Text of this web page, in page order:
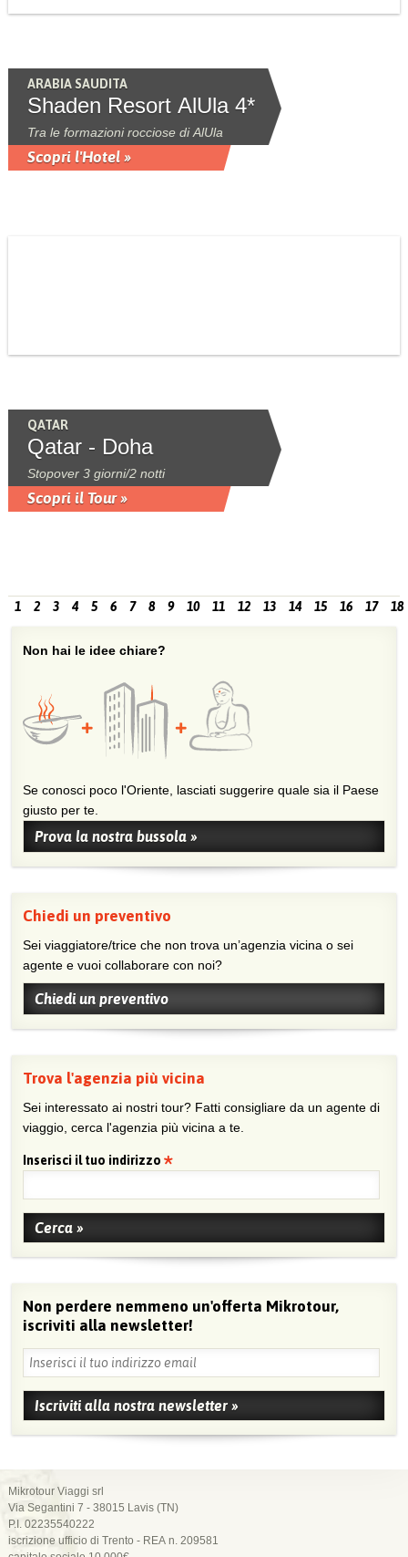
ARABIA SAUDITA
Shaden Resort AlUla 4*
Tra le formazioni rocciose di AlUla
Scopri l'Hotel »
QATAR
Qatar - Doha
Stopover 3 giorni/2 notti
Scopri il Tour »
1 2 3 4 5 6 7 8 9 10 11 12 13 14 15 16 17 18
Non hai le idee chiare?
Se conosci poco l'Oriente, lasciati suggerire quale sia il Paese
giusto per te.
Prova la nostra bussola »
Chiedi un preventivo
Sei viaggiatore/trice che non trova un’agenzia vicina o sei
agente e vuoi collaborare con noi?
Chiedi un preventivo
Trova l'agenzia più vicina
Sei interessato ai nostri tour? Fatti consigliare da un agente di
viaggio, cerca l'agenzia più vicina a te.
Inserisci il tuo indirizzo
Non perdere nemmeno un'offerta Mikrotour,
iscriviti alla newsletter!
Mikrotour Viaggi srl
Via Segantini 7 - 38015 Lavis (TN)
P.I. 02235540222
iscrizione ufficio di Trento - REA n. 209581